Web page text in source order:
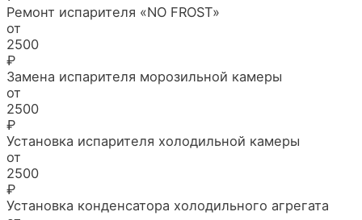
Ремонт испарителя «NO FROST»
от
2500
₽
Замена испарителя морозильной камеры
от
2500
₽
Установка испарителя холодильной камеры
от
2500
₽
Установка конденсатора холодильного агрегата